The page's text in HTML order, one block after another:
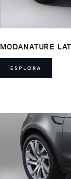
MODANATURE
ESPLORA